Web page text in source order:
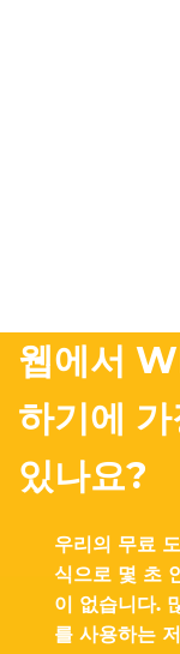
웹에서
하기에
있나요?
우리의 무료
식으로 몇 초
이 없습니다.
를 사용하는